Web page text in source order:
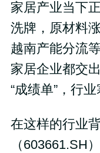
家居产业当下
洗牌，原材料
越南产能分流
家居企业都交
“成绩单”，行
在这样的行业
（603661.SH